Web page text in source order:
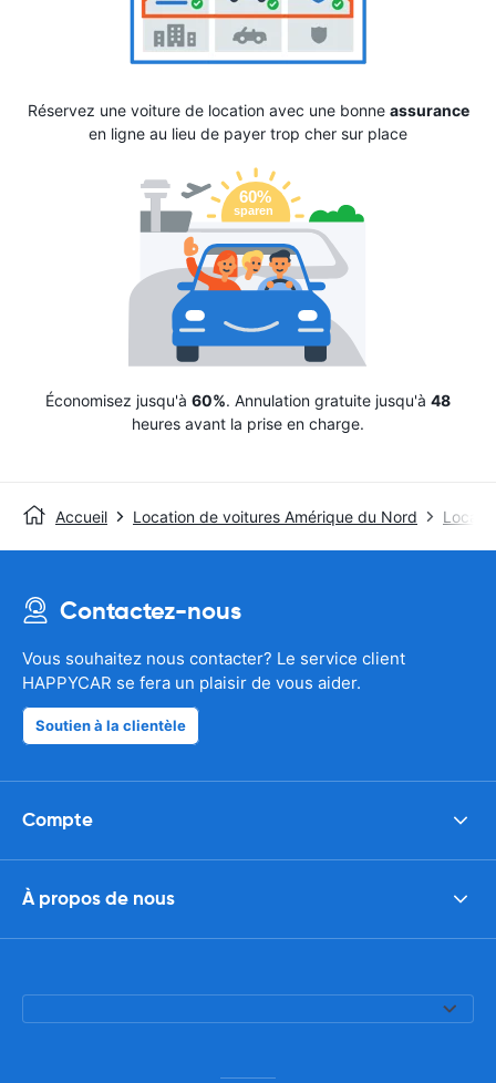
Réservez une voiture de location avec une bonne assurance
en ligne au lieu de payer trop cher sur place
Économisez jusqu'à 60%. Annulation gratuite jusqu'à 48
heures avant la prise en charge.
Accueil Location de voitures Amérique du Nord
Contactez-nous
Vous souhaitez nous contacter? Le service client
HAPPYCAR se fera un plaisir de vous aider.
Soutien à la clientèle
Compte
À propos de nous